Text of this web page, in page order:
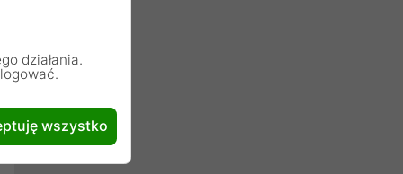
działania.
wszystko